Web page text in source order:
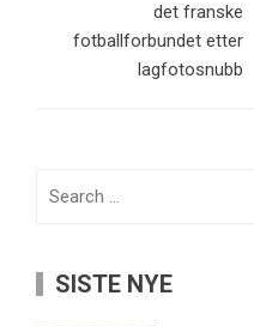
det franske
fotballforbundet etter
lagfotosnubb
SISTE NYE